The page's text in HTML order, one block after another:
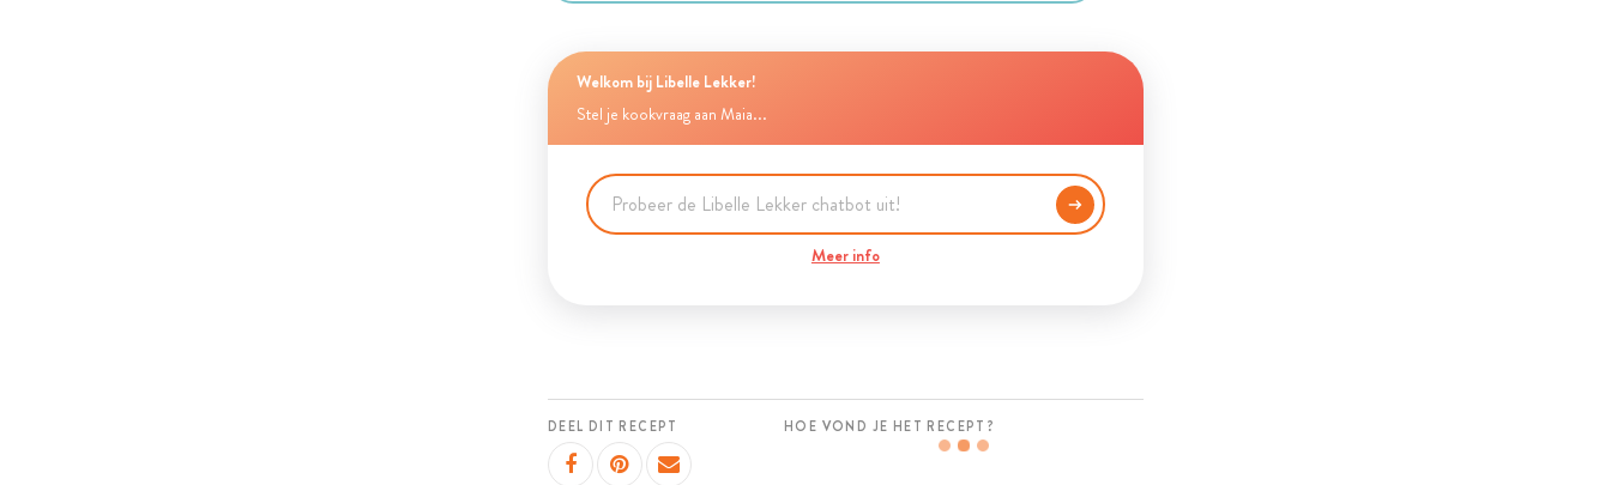
Welkom bij Libelle Lekker!
Stel je kookvraag aan Maia...
Meer info
DEEL DIT RECEPT HOE VOND JE HET RECEPT?